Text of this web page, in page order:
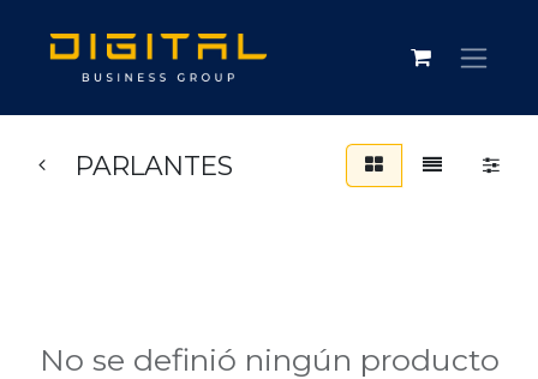
PARLANTES
No se definió ningún producto